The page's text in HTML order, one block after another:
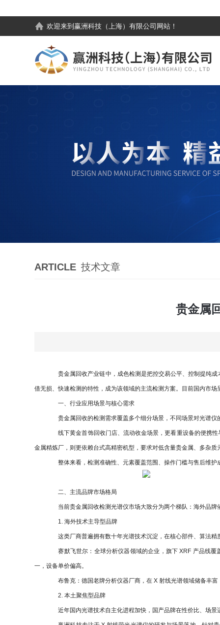
欢迎来到 赢洲科技（上海）有限公司 网站！
ARTICLE 技术文章
贵金属
贵金属回收产业链中，成色检测是把控交易公平、控制提纯成
借无损、快速检测的特性，成为该领域的主流检测方案。目前国内市
一、行业应用场景与核心需求
贵金属回收的检测需求覆盖多个细分场景，不同场景对光谱仪
线下黄金首饰回收门店、流动收金场景，更看重设备的便携性
金属精炼厂，则更依赖台式高精密机型，要求对低含量贵金属、多杂
整体来看，检测准确性、元素覆盖范围、操作门槛与售后维护
二、主流品牌市场格局
当前贵金属回收检测光谱仪市场大致分为两个梯队：海外品牌
1. 海外技术主导型品牌
这类厂商普遍拥有数十年光谱技术沉淀，在核心部件、算法精
赛默飞世尔：全球分析仪器领域的企业，旗下 XRF 产品线覆
一，设备单价偏高。
布鲁克：德国老牌分析仪器厂商，在 X 射线光谱领域储备丰富
2. 本土聚焦型品牌
近年国内光谱技术自主化进程加快，国产品牌在性价比、场景